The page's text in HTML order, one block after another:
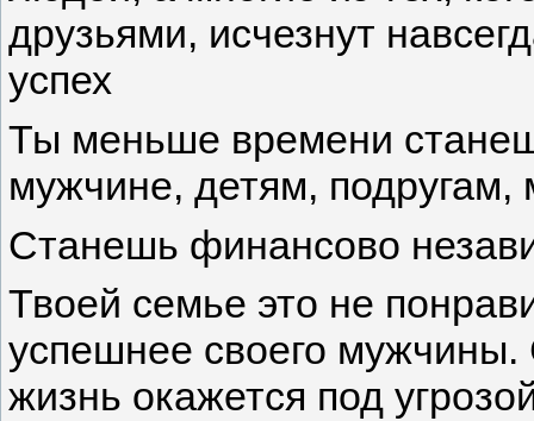
друзьями, исчезнут
успех
Ты меньше времени
мужчине, детям, подругам,
Станешь финансово
Твоей семье это не
успешнее своего мужчины.
жизнь окажется под